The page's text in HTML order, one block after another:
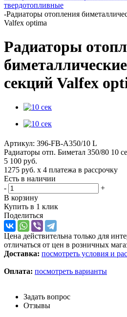
твердотопливные
-Радиаторы отопления
Valfex optima
Радиаторы
секций Valfex
Артикул: 396-FB-A350/10 L
Радиаторы отп. Биметал 350/80 10
5 100 руб.
1275 руб. x 4 платежа в рассрочку
Есть в наличии
-
+
В корзину
Купить в 1 клик
Поделиться
Цена действительна только для
отличаться от цен в розничных
Доставка: посмотреть условия и
Оплата: посмотреть варианты
Задать вопрос
Отзывы